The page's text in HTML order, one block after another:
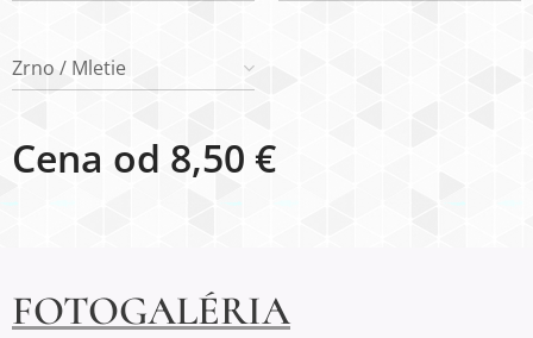
Zrno / Mletie
Cena od 8,50 €
FOTOGALÉRIA